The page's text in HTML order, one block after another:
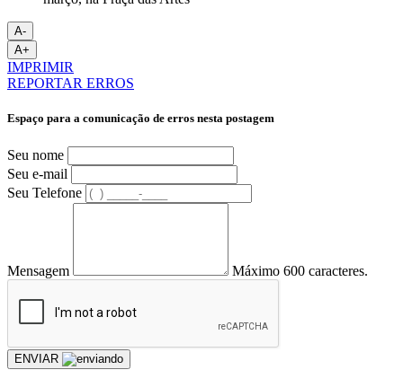
A-
A+
IMPRIMIR
REPORTAR ERROS
Espaço para a comunicação de erros nesta postagem
Seu nome
Seu e-mail
Seu Telefone
Mensagem Máximo 600 caracteres.
ENVIAR